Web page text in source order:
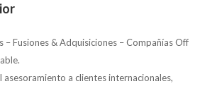
– Fusiones & Adquisiciones – Compañías Off
asesoramiento a clientes internacionales,